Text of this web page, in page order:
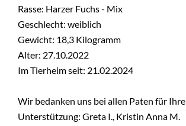
Rasse: Harzer Fuchs - Mix
Geschlecht: weiblich
Gewicht: 18,3 Kilogramm
Alter: 27.10.2022
Im Tierheim seit: 21.02.2024
Wir bedanken uns bei allen Paten für Ihre
Unterstützung: Greta I., Kristin Anna M.